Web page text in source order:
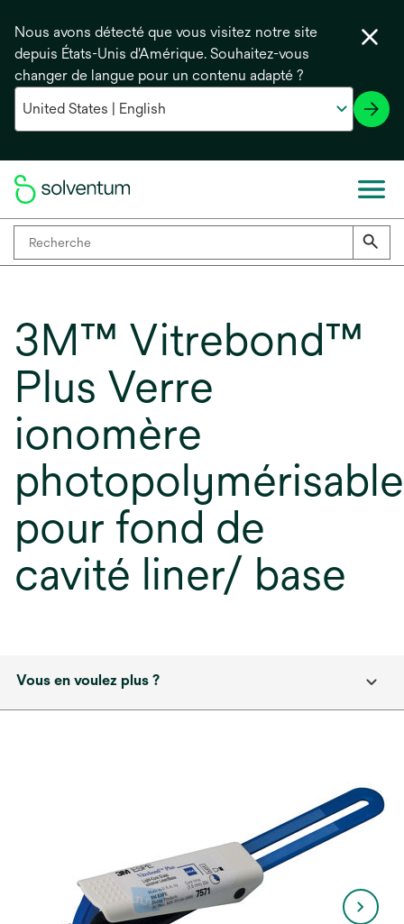
Nous avons détecté que vous visitez notre site
depuis États-Unis d'Amérique. Souhaitez-vous
changer de langue pour un contenu adapté ?
3M™ Vitrebond™
Plus Verre
ionomère
photopolymérisable
pour fond de
cavité liner/ base
Vous en voulez plus ?